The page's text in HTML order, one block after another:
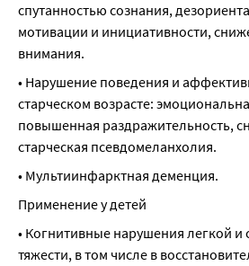
спутанностью сознания,
мотивации и инициативности,
внимания.
• Нарушение поведения и
старческом возрасте:
повышенная раздражительность,
старческая псевдомеланхолия.
• Мультиинфарктная деменция.
Применение у детей
• Когнитивные нарушения легкой и
тяжести, в том числе в